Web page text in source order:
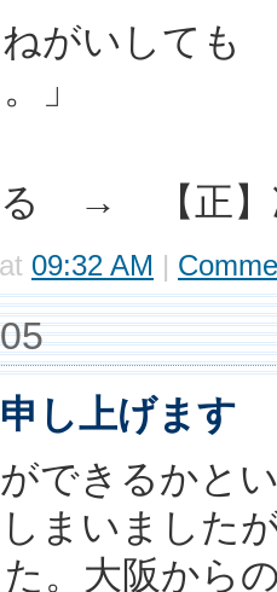
がいして
」
る → 【正】
09:32 AM |
し上げます
できるかと
まいました
。大阪から